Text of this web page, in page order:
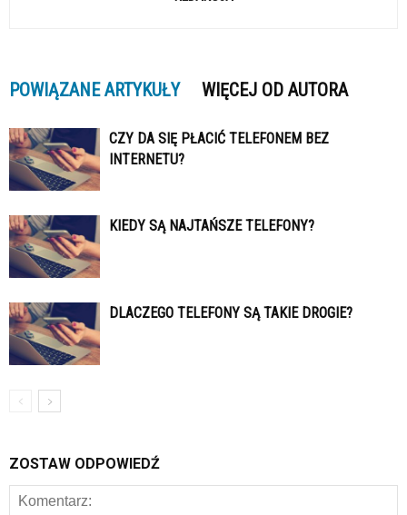
POWIĄZANE ARTYKUŁY WIĘCEJ OD AUTORA
CZY DA SIĘ PŁACIĆ TELEFONEM BEZ
INTERNETU?
KIEDY SĄ NAJTAŃSZE TELEFONY?
DLACZEGO TELEFONY SĄ TAKIE DROGIE?
ZOSTAW ODPOWIEDŹ